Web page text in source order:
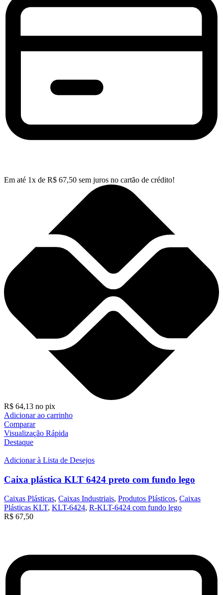
Em até 1x de R$ 67,50 sem juros no cartão de crédito!
R$ 64,13 no pix
Adicionar ao carrinho
Comparar
Visualização Rápida
Destaque
Adicionar à Lista de Desejos
Caixa plástica KLT 6424 preto com fundo lego
Caixas Plásticas, Caixas Industriais, Produtos Plásticos, Caixas
Plásticas KLT, KLT-6424, R-KLT-6424 com fundo lego
R$ 67,50